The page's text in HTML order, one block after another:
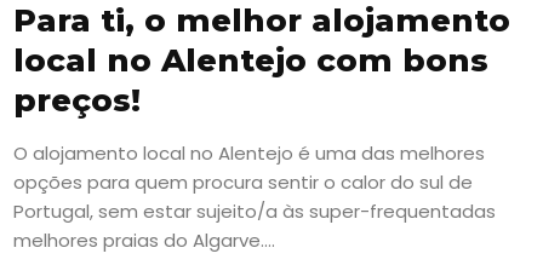
Para ti, o melhor alojamento
local no Alentejo com bons
preços!
O alojamento local no Alentejo é uma das melhores
opções para quem procura sentir o calor do sul de
Portugal, sem estar sujeito/a às super-frequentadas
melhores praias do Algarve....